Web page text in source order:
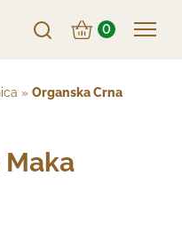
0
» Organska Crna